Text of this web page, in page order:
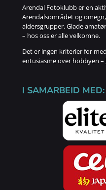
Arendal Fotoklubb er en
Arendalsområdet og
aldersgrupper. Glade
– hos oss er alle velkomne.
Det er ingen kriterier for
entusiasme over hobbyen –
I SAMARBEID MED: